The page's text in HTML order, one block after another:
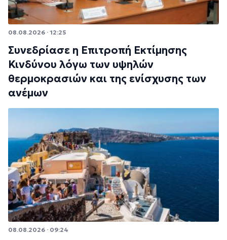
08.08.2026 · 12:25
Συνεδρίασε η Επιτροπή Εκτίμησης
Κινδύνου λόγω των υψηλών
θερμοκρασιών και της ενίσχυσης των
ανέμων
08.08.2026 · 09:24